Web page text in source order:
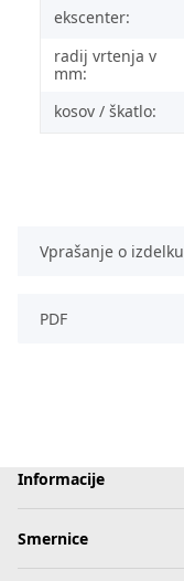
ekscenter:
radij vrtenja v
mm:
kosov / škatlo:
Vprašanje o izdelku
PDF
Informacije
Smernice